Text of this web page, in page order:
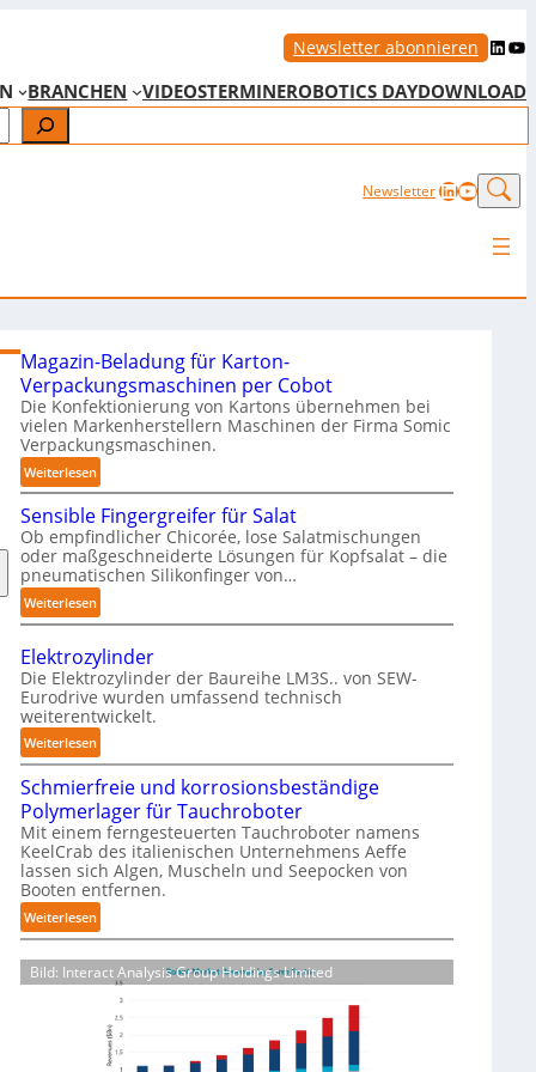
Newsletter abonnieren LinkedIn YouTube
BRANCHEN VIDEOSTERMINEROBOTICS DAYDOWNLOAD
NewsletterLinkedIn
Magazin-Beladung für Karton-
Verpackungsmaschinen per Cobot
Die Konfektionierung von Kartons übernehmen bei
vielen Markenherstellern Maschinen der Firma Somic
Verpackungsmaschinen.
Weiterlesen:
M
g
a
z
i
n
-
B
e
l
a
d
u
n
g
f
ü
r
K
r
Sensible Fingergreifer für Salat
Ob empfindlicher Chicorée, lose Salatmischungen
oder maßgeschneiderte Lösungen für Kopfsalat – die
pneumatischen Silikonfinger von…
Weiterlesen:
S
e
n
s
i
l
e
F
i
n
g
e
r
g
r
e
Elektrozylinder
Die Elektrozylinder der Baureihe LM3S.. von SEW-
Eurodrive wurden umfassend technisch
weiterentwickelt.
Weiterlesen:
E
l
e
k
t
r
o
z
y
l
Schmierfreie und korrosionsbeständige
Polymerlager für Tauchroboter
Mit einem ferngesteuerten Tauchroboter namens
KeelCrab des italienischen Unternehmens Aeffe
lassen sich Algen, Muscheln und Seepocken von
Booten entfernen.
Weiterlesen:
S
c
h
Bild: Interact Analysis Group Holdings Limited